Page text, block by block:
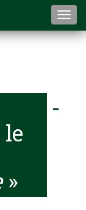
»